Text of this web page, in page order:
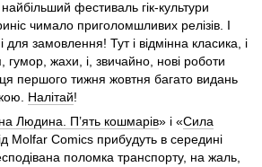
фестиваль гік-культури
чимало приголомшливих релізів. І
для замовлення! Тут і відмінна класика, і
гумор, жахи, і, звичайно, нові роботи
першого тижня жовтня багато видань
Налітай!
Людина. П’ять кошмарів» і «Сила
Molfar Comics прибудуть в середині
поломка транспорту, на жаль,